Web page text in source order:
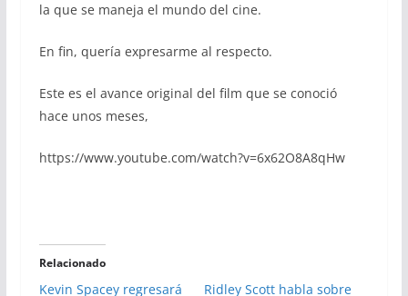
la que se maneja el mundo del cine.
En fin, quería expresarme al respecto.
Este es el avance original del film que se conoció
hace unos meses,
https://www.youtube.com/watch?v=6x62O8A8qHw
Relacionado
Kevin Spacey regresará Ridley Scott habla sobre